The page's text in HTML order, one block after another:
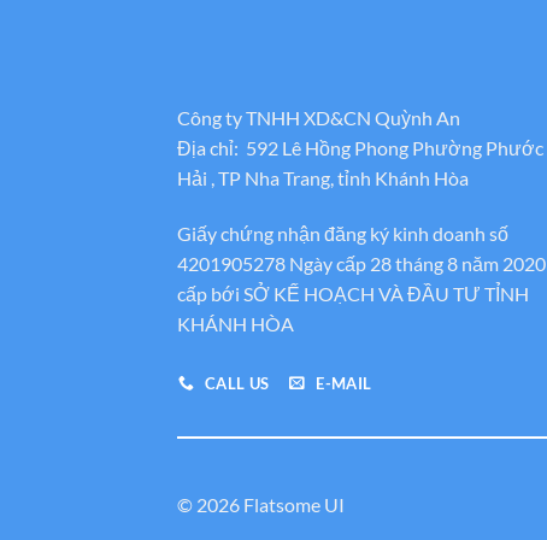
Công ty TNHH XD&CN Quỳnh An
Địa chỉ: 592 Lê Hồng Phong Phường Phước
Hải , TP Nha Trang, tỉnh Khánh Hòa
Giấy chứng nhận đăng ký kinh doanh số
4201905278 Ngày cấp 28 tháng 8 năm 2020
cấp bới SỞ KẾ HOẠCH VÀ ĐẦU TƯ TỈNH
KHÁNH HÒA
CALL US E-MAIL
© 2026 Flatsome UI